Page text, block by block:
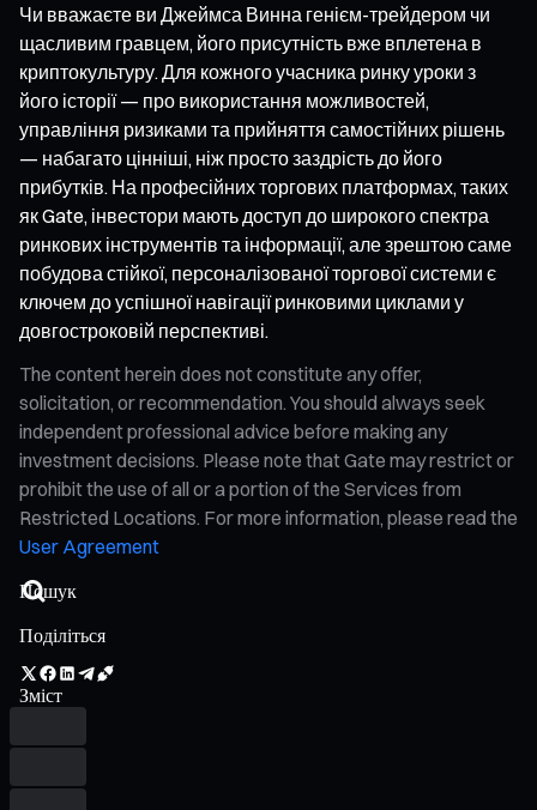
Чи вважаєте ви Джеймса Винна генієм-трейдером чи
щасливим гравцем, його присутність вже вплетена в
криптокультуру. Для кожного учасника ринку уроки з
його історії — про використання можливостей,
управління ризиками та прийняття самостійних рішень
— набагато цінніші, ніж просто заздрість до його
прибутків. На професійних торгових платформах, таких
як Gate, інвестори мають доступ до широкого спектра
ринкових інструментів та інформації, але зрештою саме
побудова стійкої, персоналізованої торгової системи є
ключем до успішної навігації ринковими циклами у
довгостроковій перспективі.
The content herein does not constitute any offer,
solicitation, or recommendation. You should always seek
independent professional advice before making any
investment decisions. Please note that Gate may restrict or
prohibit the use of all or a portion of the Services from
Restricted Locations. For more information, please read the
User Agreement
Поділіться
Зміст